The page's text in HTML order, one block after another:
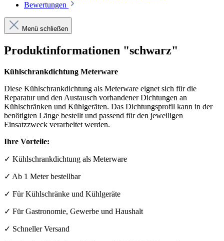
Bewertungen
Menü schließen
Produktinformationen "schwarz"
Kühlschrankdichtung Meterware
Diese Kühlschrankdichtung als Meterware eignet sich für die
Reparatur und den Austausch vorhandener Dichtungen an
Kühlschränken und Kühlgeräten. Das Dichtungsprofil kann in der
benötigten Länge bestellt und passend für den jeweiligen
Einsatzzweck verarbeitet werden.
Ihre Vorteile:
✓ Kühlschrankdichtung als Meterware
✓ Ab 1 Meter bestellbar
✓ Für Kühlschränke und Kühlgeräte
✓ Für Gastronomie, Gewerbe und Haushalt
✓ Schneller Versand